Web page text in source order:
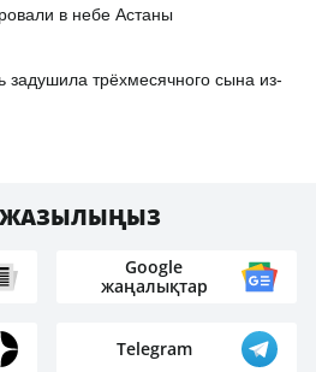
в небе Астаны
задушила трёхмесячного сына из-
ЖАЗЫЛЫҢЫЗ
Google
жаңалықтар
Telegram